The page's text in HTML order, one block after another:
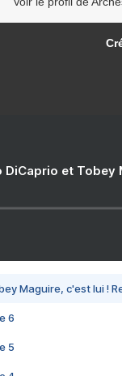
DiCaprio et
Maguire, c'est lui !
6
5